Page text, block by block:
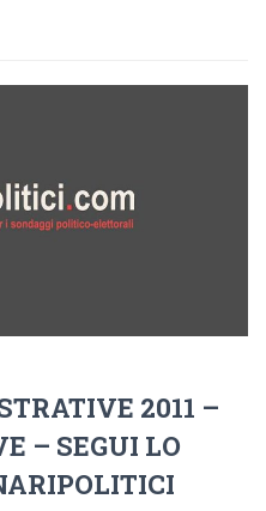
2011 –
– SEGUI LO